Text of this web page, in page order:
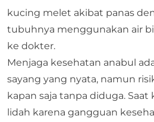
kucing melet akibat panas
tubuhnya menggunakan air
ke dokter.
Menjaga kesehatan anabul
sayang yang nyata, namun
kapan saja tanpa diduga.
lidah karena gangguan